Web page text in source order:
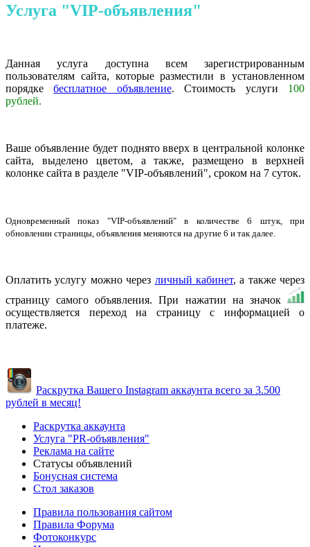
Услуга "VIP-объявления"
Данная услуга доступна всем зарегистрированным
пользователям сайта, которые разместили в установленном
порядкебесплатное объявление. Стоимость услуги 100
рублей.
Ваше объявление будет поднято вверх в центральной колонке
сайта, выделено цветом, а также, размещено в верхней
колонке сайта в разделе "VIP-объявлений", сроком на 7 суток.
Одновременный показ "VIP-объявлений" в количестве 6 штук, при
обновлении страницы, объявления меняются на другие 6 и так далее.
Оплатить услугу можно через личный кабинет, а также через
страницу самого объявления. При нажатии на значок
осуществляется переход на страницу с информацией о
платеже.
Раскрутка Вашего Instagram аккаунта всего за 3.500
рублей в месяц!
Раскрутка аккаунта
Услуга "PR-объявления"
Реклама на сайте
Статусы объявлений
Бонусная система
Стол заказов
Правила пользования сайтом
Правила Форума
Фотоконкурс